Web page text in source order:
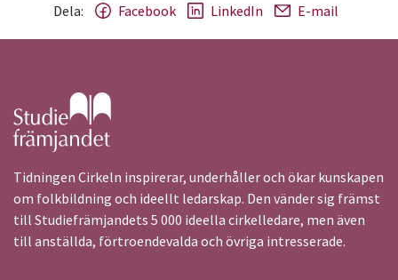
Dela: Facebook LinkedIn E-mail
Gå till studiefrämjandets startsida
Tidningen Cirkeln inspirerar, underhåller och ökar kunskapen
om folkbildning och ideellt ledarskap. Den vänder sig främst
till Studiefrämjandets 5 000 ideella cirkelledare, men även
till anställda, förtroendevalda och övriga intresserade.